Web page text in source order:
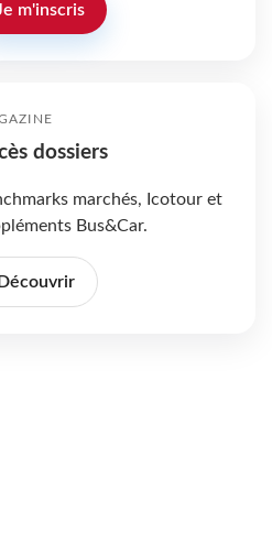
m'inscris
dossiers
marchés, Icotour et
Bus&Car.
Découvrir